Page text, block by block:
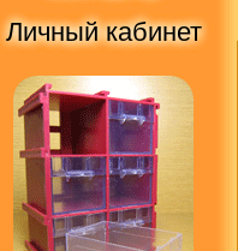
Личный кабинет